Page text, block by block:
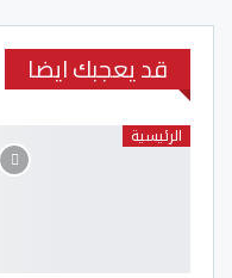
قد يعجبك ايضا
الرئيسية